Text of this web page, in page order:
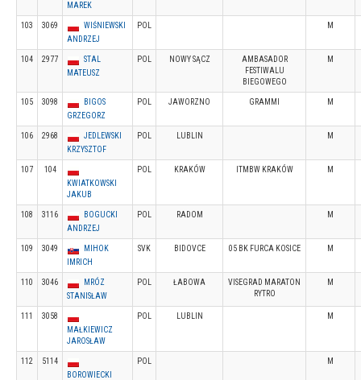
MAREK
103 3069
WIŚNIEWSKI
ANDRZEJ
POL M
104 2977
STAL
MATEUSZ
POL NOWY SĄCZ
AMBASADOR
FESTIWALU
BIEGOWEGO
M
105 3098
BIGOS
GRZEGORZ
POL JAWORZNO GRAMMI M
106 2968
JEDLEWSKI
KRZYSZTOF
POL LUBLIN M
107
104
KWIATKOWSKI
JAKUB
POL KRAKÓW ITMBW KRAKÓW M
108 3116
BOGUCKI
ANDRZEJ
POL RADOM M
109 3049
MIHOK
IMRICH
SVK BIDOVCE 05 BK FURCA KOSICE M
110 3046
MRÓZ
STANISŁAW
POL ŁABOWA
VISEGRAD MARATON
RYTRO
M
111
3058
MAŁKIEWICZ
JAROSŁAW
POL LUBLIN M
112
5114
BOROWIECKI
POL M